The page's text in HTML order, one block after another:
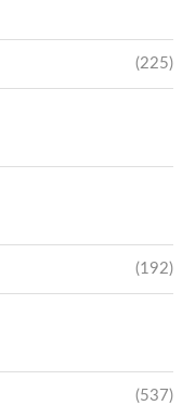
(225)
(192)
(537)